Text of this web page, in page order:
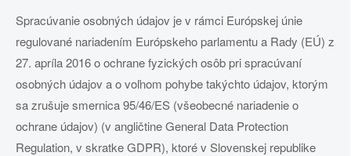
Spracúvanie osobných údajov je v rámci Európskej únie
regulované nariadením Európskeho parlamentu a Rady (EÚ) z
27. apríla 2016 o ochrane fyzických osôb pri spracúvaní
osobných údajov a o voľnom pohybe takýchto údajov, ktorým
sa zrušuje smernica 95/46/ES (všeobecné nariadenie o
ochrane údajov) (v angličtine General Data Protection
Regulation, v skratke GDPR), ktoré v Slovenskej republike